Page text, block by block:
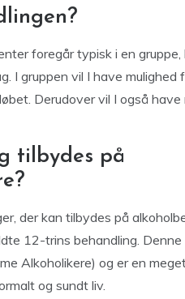
foregår typisk i en
I gruppen vil I have
Derudover vil I også
tilbydes på
der kan tilbydes på
12-trins behandling.
Alkoholikere) og er en
og sundt liv.